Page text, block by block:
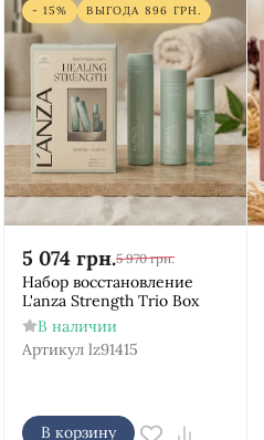
- 15% ВЫГОДА 896 ГРН.
5 074 грн.5 970 грн.
Набор восстановление
L'anza Strength Trio Box
В наличии
Артикул lz91415
В корзину